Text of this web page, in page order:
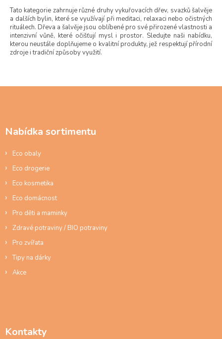
p
r
v
k
Tato kategorie zahrnuje různé druhy vykuřovacích dřev, svazků šalvěje
a dalších bylin, které se využívají při meditaci, relaxaci nebo očistných
rituálech. Dřeva a šalvěje jsou oblíbené pro své přirozené vlastnosti a
intenzivní vůně, které očišťují mysl i prostor. Sledujte naši nabídku,
kterou neustále doplňujeme o kvalitní produkty, jež respektují přírodní
zdroje i tradiční způsoby využití.
Nabídka sortimentu
Eco obaly
Eco drogerie
Eco kosmetika
Eco domácnost
Pro děti a maminky
Zdravé potraviny / BIO potraviny
Pro zvířata
Tipy na dárky
Akce
Kontakty